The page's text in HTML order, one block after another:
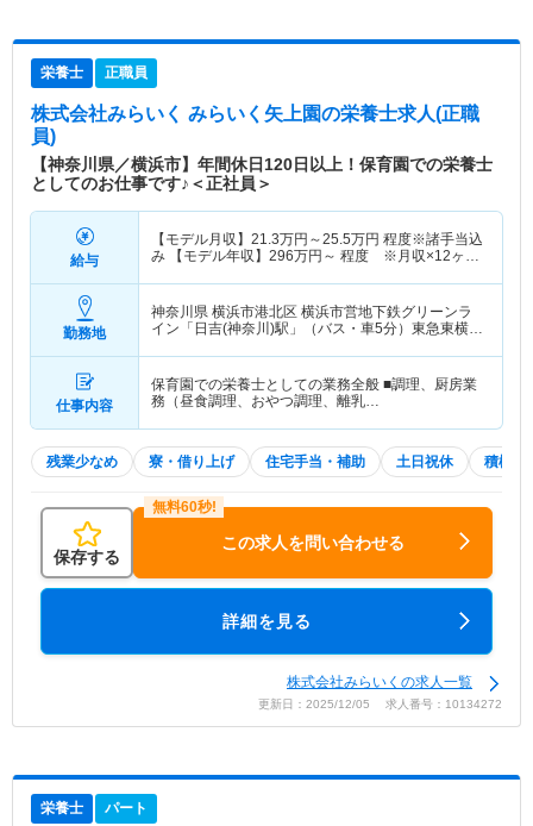
栄養士 正職員
株式会社みらいく みらいく矢上園の栄養士求人(正職
員)
【神奈川県／横浜市】年間休日120日以上！保育園での栄養士
としてのお仕事です♪＜正社員＞
給与
【モデル月収】 21.3万円～25.5万円 程度※諸手当込
み 【モデル年収】 296万円～ 程度 ※月収×12ヶ月
勤務地
神奈川県 横浜市港北区 横浜市営地下鉄グリーンラ
イン「日吉(神奈川)駅」（バス・車5分）東急東横線
仕事内容
保育園での栄養士としての業務全般 ■調理、厨房業
務（昼食調理、おやつ調理、離乳…
残業少なめ 寮・借り上げ 住宅手当・補助 土日祝休 積極採
保存する
この求人を問い合わせる
詳細を見る
株式会社みらいくの求人一覧
更新日：2025/12/05 求人番号：10134272
栄養士 パート